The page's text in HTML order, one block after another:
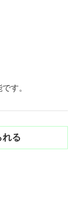
す。
れる